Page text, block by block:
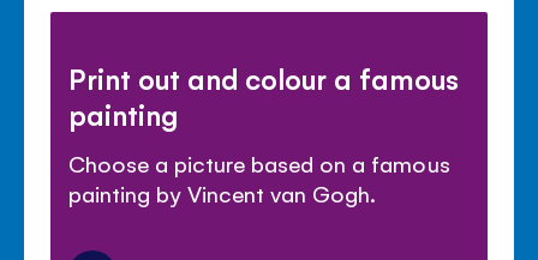
Print out and colour a famous
painting
Choose a picture based on a famous
painting by Vincent van Gogh.